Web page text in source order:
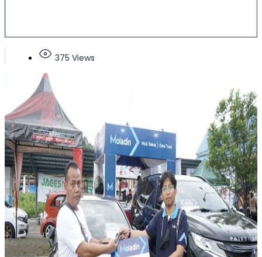
375 Views